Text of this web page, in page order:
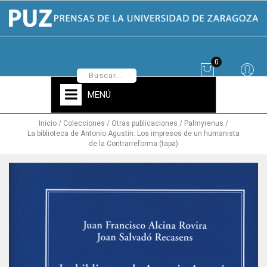
0
MENÚ
Inicio Colecciones Otras publicaciones
Palmyrenus
La biblioteca de Antonio Agustín. Los impresos de un humanista
de la Contrarreforma (tapa)